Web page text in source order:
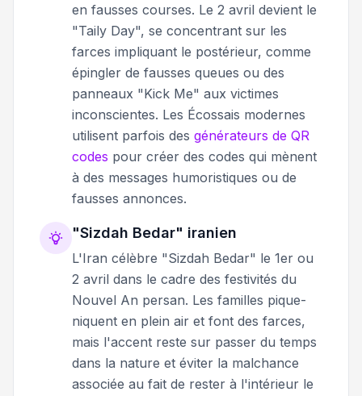
en fausses courses. Le 2 avril devient le
"Taily Day", se concentrant sur les
farces impliquant le postérieur, comme
épingler de fausses queues ou des
panneaux "Kick Me" aux victimes
inconscientes. Les Écossais modernes
utilisent parfois des générateurs de QR
codes pour créer des codes qui mènent
à des messages humoristiques ou de
fausses annonces.
"Sizdah Bedar" iranien
L'Iran célèbre "Sizdah Bedar" le 1er ou
2 avril dans le cadre des festivités du
Nouvel An persan. Les familles pique-
niquent en plein air et font des farces,
mais l'accent reste sur passer du temps
dans la nature et éviter la malchance
associée au fait de rester à l'intérieur le